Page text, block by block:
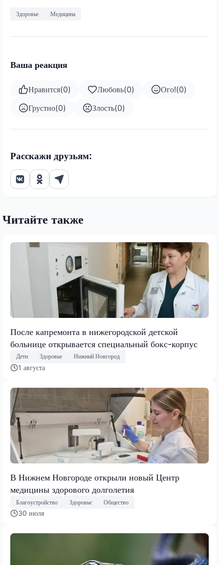
Здоровье Медицина
Ваша реакция
Нравится(0) Любовь(0) Ого!(0)
Грустно(0) Злость(0)
Расскажи друзьям:
Читайте также
После капремонта в нижегородской детской
больнице открывается специальный бокс-корпус
Дети Здоровье Нижний Новгород
1 августа
В Нижнем Новгороде открыли новый Центр
медицины здорового долголетия
Благоустройство Здоровье Общество
30 июля